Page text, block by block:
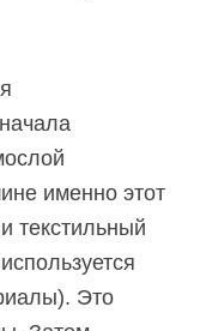
именно этот
текстильный
Это